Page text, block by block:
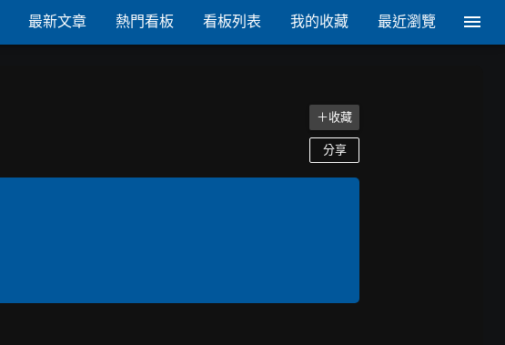
最新文章 熱門看板 看板列表 我的收藏 最近瀏覽
＋收藏
分享